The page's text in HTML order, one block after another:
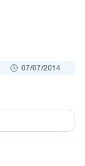
07/07/2014